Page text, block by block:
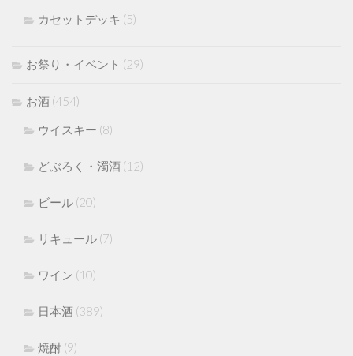
カセットデッキ (5)
お祭り・イベント (29)
お酒 (454)
ウイスキー (8)
どぶろく・濁酒 (12)
ビール (20)
リキュール (7)
ワイン (10)
日本酒 (389)
焼酎 (9)